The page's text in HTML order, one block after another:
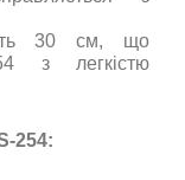
30 см, що
з легкістю
254: